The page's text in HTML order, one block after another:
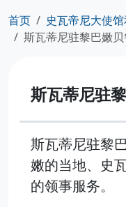
首页
史瓦帝尼大使
斯瓦蒂尼驻黎巴嫩
斯瓦蒂尼驻
斯瓦蒂尼驻黎
嫩的当地、史
的领事服务。